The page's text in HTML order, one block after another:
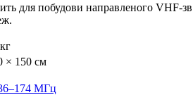
для побудови направленого VHF-
× 150 см
МГц